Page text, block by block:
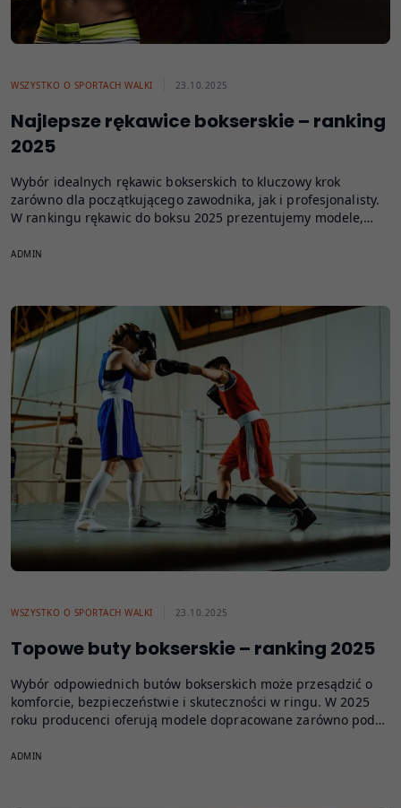
WSZYSTKO O SPORTACH WALKI 23.10.2025
Najlepsze rękawice bokserskie – ranking
2025
Wybór idealnych rękawic bokserskich to kluczowy krok
zarówno dla początkującego zawodnika, jak i profesjonalisty.
W rankingu rękawic do boksu 2025 prezentujemy modele,…
ADMIN
WSZYSTKO O SPORTACH WALKI 23.10.2025
Topowe buty bokserskie – ranking 2025
Wybór odpowiednich butów bokserskich może przesądzić o
komforcie, bezpieczeństwie i skuteczności w ringu. W 2025
roku producenci oferują modele dopracowane zarówno pod…
ADMIN